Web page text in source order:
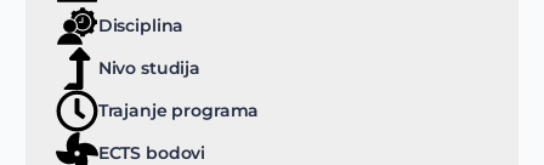
Disciplina
Nivo studija
Trajanje programa
ECTS bodovi